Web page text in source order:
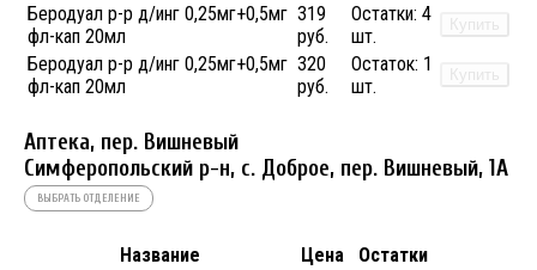
Беродуал р-р д/инг 0,25мг+0,5мг
фл-кап 20мл
319
руб.
Остатки: 4
шт.
Купить
Беродуал р-р д/инг 0,25мг+0,5мг
фл-кап 20мл
320
руб.
Остаток: 1
шт.
Купить
Аптека, пер. Вишневый
Симферопольский р-н, с. Доброе, пер. Вишневый, 1А
ВЫБРАТЬ ОТДЕЛЕНИЕ
Название Цена
Остатки